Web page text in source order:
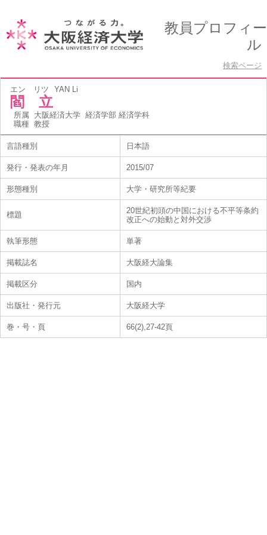
教員プロフィー
ル
検索ページ
エン リツ YAN Li
閻 立
所属 大阪経済大学 経済学部 経済学科
職種 教授
言語種別 日本語
発行・発表の年月 2015/07
形態種別 大学・研究所等紀要
標題
20世紀初頭の中国における不平等条約
改正への始動と対外交渉
執筆形態 単著
掲載誌名 大阪経大論集
掲載区分 国内
出版社・発行元 大阪経大学
巻・号・頁 66(2),27-42頁